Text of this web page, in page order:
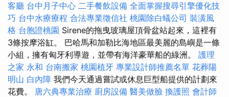
客廳 台中月子中心 二手餐飲設備 全面掌握搜尋引擎優化技
巧 台中水療療程 合法專業徵信社 桃園除白蟻公司 裝潢風
格 台胞證桃園 Sirene的拖曳玻璃屋頂骨盆站起來，這裡有
3條按摩浴缸。 巴哈馬和加勒比海地區最美麗的島嶼是一條
小組，擁有匈牙利導遊，並帶有海洋豪華船的綠洲。 護理
之家 永和 台南搬家 桃園植牙 專業設計師推薦名單 花葬陽
明山 白內障 我們今天通過嘗試或休息巨型船提供的計劃來
花費。 唐六典專業治療 廚房設備 醫美做臉 換護照 會計師